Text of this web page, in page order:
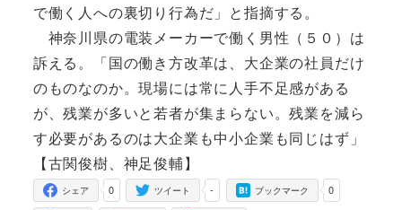
で働く人への裏切り行為だ」と指摘する。
神奈川県の電装メーカーで働く男性（５０）は
訴える。「国の働き方改革は、大企業の社員だけ
のものなのか。現場には常に人手不足感がある
が、残業が多いと若者が集まらない。残業を減ら
す必要があるのは大企業も中小企業も同じはず」
【古関俊樹、神足俊輔】
0
シェア -
ツイート 0
ブックマーク